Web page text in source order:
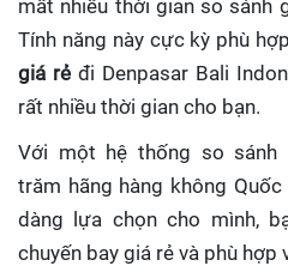
mất nhiều thời gian so sánh
Tính năng này cực kỳ phù
giá rẻ đi Denpasar Bali
rất nhiều thời gian cho bạn.
Với một hệ thống so sánh
trăm hãng hàng không Quốc
dàng lựa chọn cho mình,
chuyến bay giá rẻ và phù hợp